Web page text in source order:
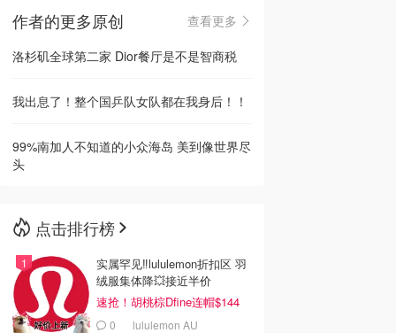
🇳🇿新西兰
作者的更多原创
查看更多
洛杉矶全球第二家 Dior餐厅是不是智商税
我出息了！整个国乒队女队都在我身后！！
99%南加人不知道的小众海岛 美到像世界尽
头
点击排行榜
实属罕见‼️lululemon折扣区 羽
绒服集体降💥接近半价
速抢！胡桃棕Dfine连帽$144
0 lululemon AU